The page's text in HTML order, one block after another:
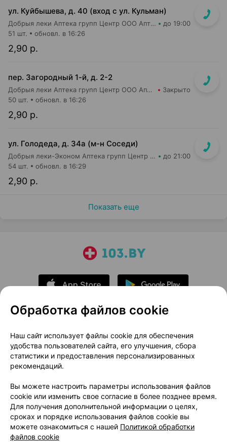
ул. Куйбышева, д. 40 (вход с ул. Кульман)
Добрыя леки Аптека групп Центр ООО Аптека №2 до 19:00
2,90 р.
51 шт. обновл. в 16:26
пер. Загородный 1-й, д. 2-2
Добрыя леки Аптека групп Центр ООО Аптека №9 Закрыто
2,90 р.
50 шт. обновл. в 16:26
ул. Голодеда, д. 34а (м-н Соседи)
Добрыя леки-Эконом Аптека групп Центр ООО Аптека №81 до 21:00
2,90 р.
54 шт. обновл. в 16:29
Показать еще
О проекте
Новости проекта
Размещение рекламы
Медицинский маркетинг
Публичный договор
Доставка
Способы оплаты
Вакансии
Партнеры
Написать руководителю 103.by
Написать в поддержку
Персональные настройки Cookie
Обработка файлов cookie
Наш сайт использует файлы cookie для обеспечения
удобства пользователей сайта, его улучшения, сбора
статистики и предоставления персонализированных
рекомендаций.
Вы можете настроить параметры использования файлов
cookie или изменить свое согласие в более позднее время.
Для получения дополнительной информации о целях,
сроках и порядке использования файлов cookie вы
можете ознакомиться с нашей Политикой обработки
файлов cookie